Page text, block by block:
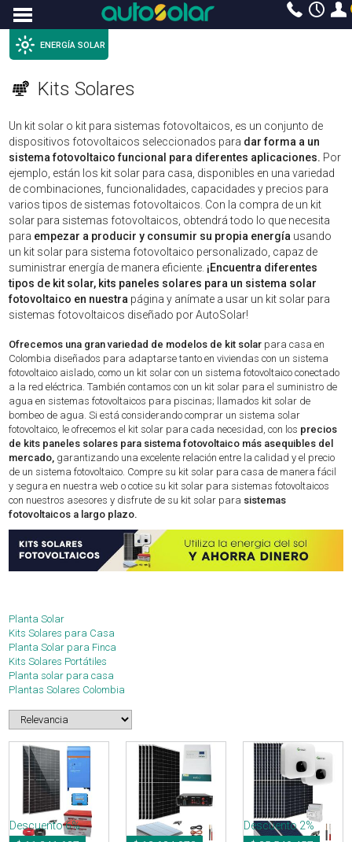
Menu
ENERGÍA SOLAR
Kits Solares
Un kit solar o kit para sistemas fotovoltaicos, es un conjunto de
dispositivos fotovoltaicos seleccionados para dar forma a un
sistema fotovoltaico funcional para diferentes aplicaciones. Por
ejemplo, están los kit solar para casa, disponibles en una variedad
de combinaciones, funcionalidades, capacidades y precios para
varios tipos de sistemas fotovoltaicos. Con la compra de un kit
solar para sistemas fotovoltaicos, obtendrá todo lo que necesita
para empezar a producir y consumir su propia energía usando
un kit solar para sistema fotovoltaico personalizado, capaz de
suministrar energía de manera eficiente. ¡Encuentra diferentes
tipos de kit solar, kits paneles solares para un sistema solar
fotovoltaico en nuestra página y anímate a usar un kit solar para
sistemas fotovoltaicos diseñado por AutoSolar!
Ofrecemos una gran variedad de modelos de kit solar para casa en
Colombia diseñados para adaptarse tanto en viviendas con un sistema
fotovoltaico aislado, como un kit solar con un sistema fotovoltaico conectado
a la red eléctrica. También contamos con un kit solar para el suministro de
agua en sistemas fotovoltaicos para piscinas; llamados kit solar de
bombeo de agua. Si está considerando comprar un sistema solar
fotovoltaico, le ofrecemos el kit solar para cada necesidad, con los precios
de kits paneles solares para sistema fotovoltaico más asequibles del
mercado, garantizando una excelente relación entre la calidad y el precio
de un sistema fotovoltaico. Compre su kit solar para casa de manera fácil
y segura en nuestra web o cotice su kit solar para sistemas fotovoltaicos
con nuestros asesores y disfrute de su kit solar para sistemas
fotovoltaicos a largo plazo.
Planta Solar
Kits Solares para Casa
Planta Solar para Finca
Kits Solares Portátiles
Planta solar para casa
Plantas Solares Colombia
Descuento 6% Descuento 2%